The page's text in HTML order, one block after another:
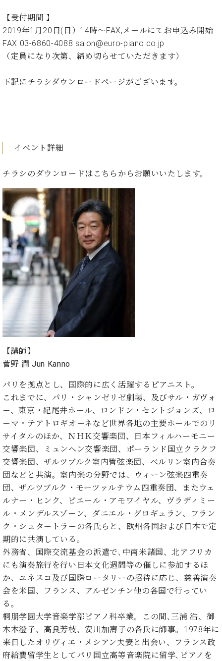
サ
ー
ト
ラ
ド
ベ
シ
タ
イ
ン
コ
ン
サ
ー
ト
ア
ッ
イ
ト
ア
ノ
C.
ベ
ヒ
シ
イ
ン
レ
ジ
ス
ア
ッ
プ
ラ
イ
ピ
ノ
C.
ベ
入
実
ホ
納
実
績
音
楽
教
室
ご
愛
用
声
ト
代
理
主
ン
ー
ル
音
楽
教
室
ヒ
シ
タ
イ
ラ
京
店
長
ご
挨
拶
展
示
情
報
スタ
ジオ
レン
ホー
ル・
スタ
ジオ
空き
状況
動
画
録
サ
ー
ビ
ス
教
室
ピ
ア
ノ
ン
シ
ェ
ル
【受付期間 】
2019年1月20日(日）14時～FAX,メールにてお申込み開始
FAX 03-6860-4088 salon@euro-piano.co.jp
（定員になり次第、締め切らせていただきます）
下記にチラシダウンロードページがございます。
イベント詳細
チラシのダウンロードは こちら からお願いいたします。
【講師】
菅野 潤 Jun Kanno
パリを拠点とし、国際的に広く活躍するピアニスト。
これまでに、パリ・シャンゼリゼ劇場、及びサル・ガヴォ
ー、東京・紀尾井ホール、ロンドン・セントジョンズ、ロ
ーマ・テアトロギオーネなど世界各地の主要ホールでのリ
サイタルのほか、ＮＨＫ交響楽団、日本フィルハーモニー
交響楽団、ミュンヘン交響楽団、ポーランド国立クラクフ
交響楽団、ザルツブルク室内管弦楽団、ベルリン室内合奏
団などと共演。室内楽の分野では、ウィーン弦楽四重奏
団、ザルツブルク・モーツァルテウム四重奏団、またウェ
ルナー・ヒンク、ピエール・アモワイヤル、ヴラディミー
ル・メンデルスゾーン、ダニエル・グロギュラン、フラン
ク・シュタートラーの各氏らと、欧州各国および日本で定
期的に共演している。
外務省、国際交流基金の派遣で､中南米諸国、北アフリカ
にも演奏旅行を行い日本文化週間等の催しに参加するほ
か、ユネスコ及び国際ロータリーの招待に応じ、慈善演奏
会を米国、フランス、アルゼンチン他の各国で行ってい
る。
桐朋学園大学音楽学部ピアノ科卒業。この間､三浦 浩、御
木本澄子、高良芳枝、安川加壽子の各氏に師事。1978年に
来日したオリヴィエ・メシアン夫妻と出会い、フランス政
府給費留学生としてパリ国立高等音楽院に留学､ピアノを